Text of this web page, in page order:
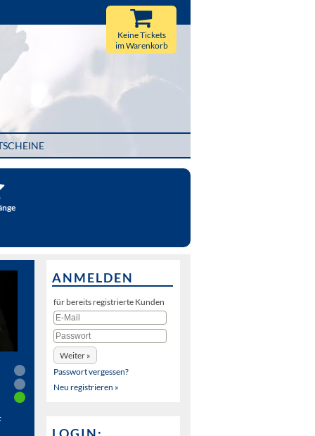
Keine Tickets
im Warenkorb
ANMELDEN
für bereits registrierte Kunden
Passwort vergessen?
Neu registrieren »